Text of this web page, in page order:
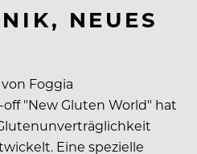
NEUES
Foggia
"New Gluten World" hat
Eine spezielle